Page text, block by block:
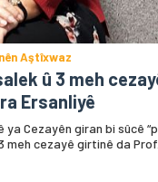
Aştîxwaz
û 3 meh
Ersanliyê
ya Cezayên giran bi sûcê
meh cezayê girtinê da Prof.